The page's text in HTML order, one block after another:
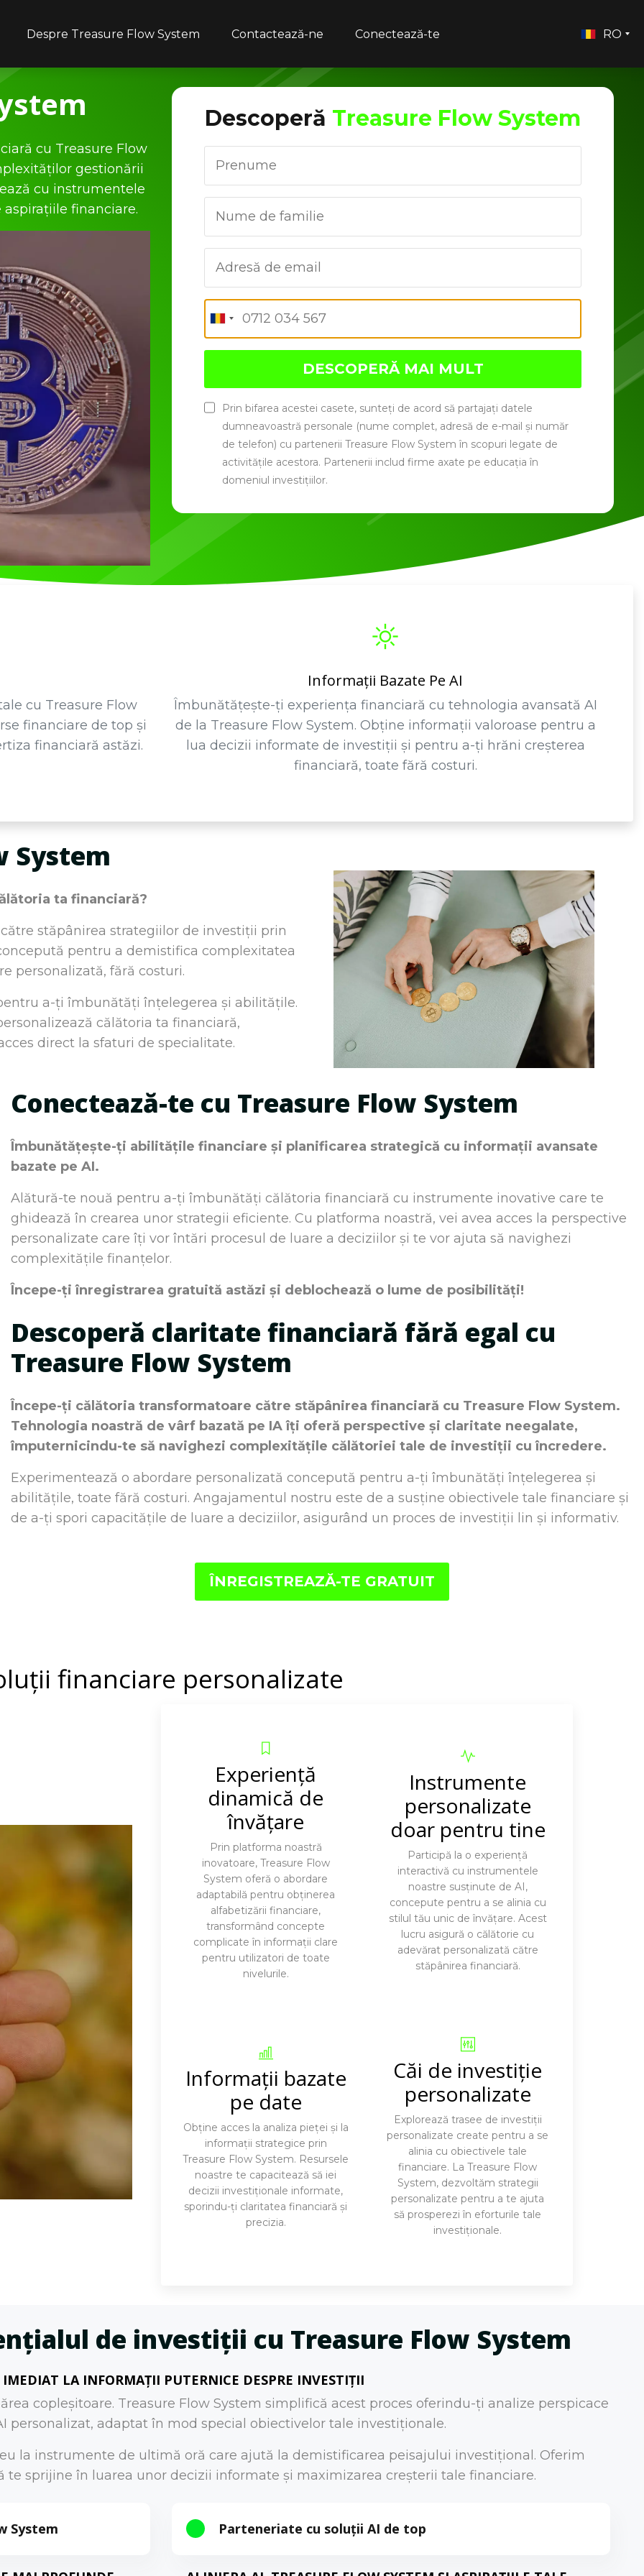
Despre Treasure Flow System Contactează-ne Conectează-te RO
cu Treasure Flow
gestionării
cu instrumentele
financiare.
Descoperă Treasure Flow System
DESCOPERĂ MAI MULT
Prin bifarea acestei casete, sunteți de acord să partajați datele
dumneavoastră personale (nume complet, adresă de e-mail și număr
de telefon) cu partenerii Treasure Flow System în scopuri legate de
activitățile acestora. Partenerii includ firme axate pe educația în
domeniul investițiilor.
cu Treasure Flow
financiare de top și
financiară astăzi.
Informații Bazate Pe AI
Îmbunătățește-ți experiența financiară cu tehnologia avansată AI
de la Treasure Flow System. Obține informații valoroase pentru a
lua decizii informate de investiții și pentru a-ți hrăni creșterea
financiară, toate fără costuri.
System
ta financiară?
stăpânirea strategiilor de investiții prin
pentru a demistifica complexitatea
personalizată, fără costuri.
a-ți îmbunătăți înțelegerea și abilitățile.
călătoria ta financiară,
direct la sfaturi de specialitate.
Conectează-te cu Treasure Flow System
Îmbunătățește-ți abilitățile financiare și planificarea strategică cu informații avansate
bazate pe AI.
Alătură-te nouă pentru a-ți îmbunătăți călătoria financiară cu instrumente inovative care te
ghidează în crearea unor strategii eficiente. Cu platforma noastră, vei avea acces la perspective
personalizate care îți vor întări procesul de luare a deciziilor și te vor ajuta să navighezi
complexitățile finanțelor.
Începe-ți înregistrarea gratuită astăzi și deblochează o lume de posibilități!
Descoperă claritate financiară fără egal cu
Treasure Flow System
Începe-ți călătoria transformatoare către stăpânirea financiară cu Treasure Flow System.
Tehnologia noastră de vârf bazată pe IA îți oferă perspective și claritate neegalate,
împuternicindu-te să navighezi complexitățile călătoriei tale de investiții cu încredere.
Experimentează o abordare personalizată concepută pentru a-ți îmbunătăți înțelegerea și
abilitățile, toate fără costuri. Angajamentul nostru este de a susține obiectivele tale financiare și
de a-ți spori capacitățile de luare a deciziilor, asigurând un proces de investiții lin și informativ.
ÎNREGISTREAZĂ-TE GRATUIT
financiare personalizate
Experiență
dinamică de
învățare
Prin platforma noastră
inovatoare, Treasure Flow
System oferă o abordare
adaptabilă pentru obținerea
alfabetizării financiare,
transformând concepte
complicate în informații clare
pentru utilizatori de toate
nivelurile.
Instrumente
personalizate
doar pentru tine
Participă la o experiență
interactivă cu instrumentele
noastre susținute de AI,
concepute pentru a se alinia cu
stilul tău unic de învățare. Acest
lucru asigură o călătorie cu
adevărat personalizată către
stăpânirea financiară.
Informații bazate
pe date
Obține acces la analiza pieței și la
informații strategice prin
Treasure Flow System. Resursele
noastre te capacitează să iei
decizii investiționale informate,
sporindu-ți claritatea financiară și
precizia.
Căi de investiție
personalizate
Explorează trasee de investiții
personalizate create pentru a se
alinia cu obiectivele tale
financiare. La Treasure Flow
System, dezvoltăm strategii
personalizate pentru a te ajuta
să prosperezi în eforturile tale
investiționale.
de investiții cu Treasure Flow System
IMEDIAT LA INFORMAȚII PUTERNICE DESPRE INVESTIȚII
copleșitoare. Treasure Flow System simplifică acest proces oferindu-ți analize perspicace
personalizat, adaptat în mod special obiectivelor tale investiționale.
la instrumente de ultimă oră care ajută la demistificarea peisajului investițional. Oferim
te sprijine în luarea unor decizii informate și maximizarea creșterii tale financiare.
System Parteneriate cu soluții AI de top